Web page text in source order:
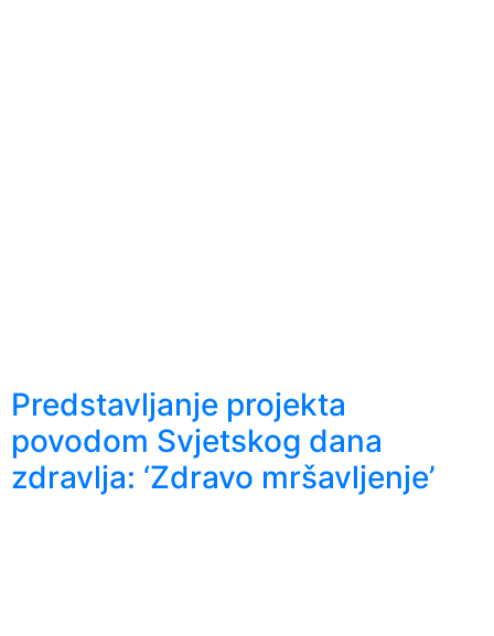
Predstavljanje projekta
povodom Svjetskog dana
zdravlja: ‘Zdravo mršavljenje’